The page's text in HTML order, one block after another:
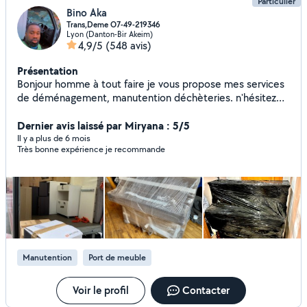
Bino Aka
Trans,Deme O7-49-219346
Lyon (Danton-Bir Akeim)
4,9/5 (548 avis)
Présentation
Bonjour homme à tout faire je vous propose mes services
de déménagement, manutention déchèteries. n'hésitez
appel ) Via mon numéro téléphone affiché sur mon profil je
suis disponible à tout moment. Au plaisir. PS ; ATTENTION
étant une personne polie et courtois avec tous les voisins.
raisons, sans fondement sans prestation qui diminuent (
les pourcentages de mes nombreux bons avis) juste pour
déverser leurs haines et frustrations ne seront pas tolérés
votre profil sera massivement signalée et bannit de la
plate-forme Allôvoisin pour comportement haineux abusif
et inapproprié vous êtes prévenus.
Dernier avis laissé par Miryana : 5/5
Il y a plus de 6 mois
Très bonne expérience je recommande
Manutention Port de meuble
Voir le profil Contacter